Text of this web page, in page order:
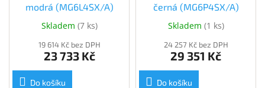
modrá (MG6L4SX/A)
Skladem (7 ks)
19 614 Kč bez DPH
23 733 Kč
Do košíku
černá (MG6P4SX/A)
Skladem (1 ks)
24 257 Kč bez DPH
29 351 Kč
Do košíku